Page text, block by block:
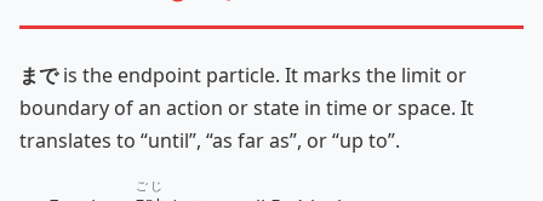
までis the endpoint particle. It marks the limit or
boundary of an action or state in time or space. It
translates to “until”, “as far as”, or “up to”.
ごじ